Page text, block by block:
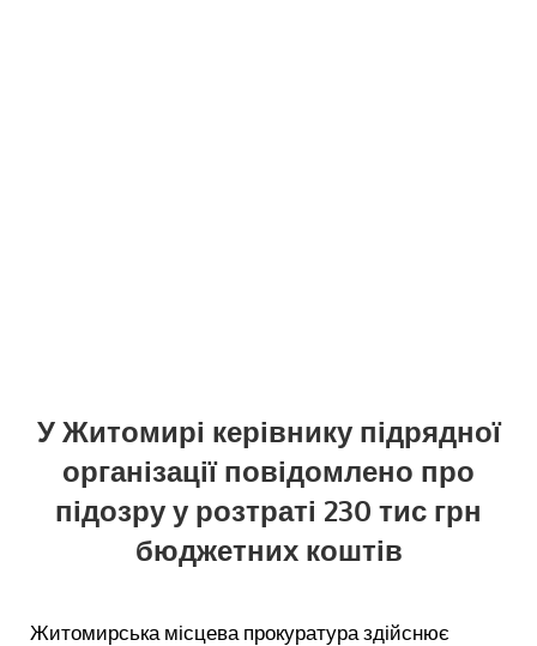
У Житомирі керівнику підрядної
організації повідомлено про
підозру у розтраті 230 тис грн
бюджетних коштів
Житомирська місцева прокуратура здійснює